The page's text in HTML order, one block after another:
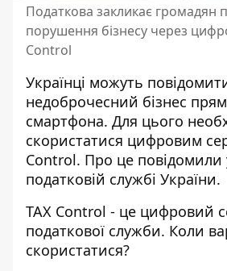
Податкова закликає громадян
порушення бізнесу через
Control
Українці можуть
недоброчесний бізнес
смартфона. Для цього
скористатися цифровим
Control. Про це повідомили
податковій службі України.
TAX Control - це цифровий
податкової служби. Коли
скористатися?